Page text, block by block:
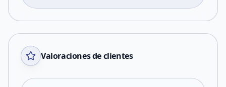
Valoraciones de clientes